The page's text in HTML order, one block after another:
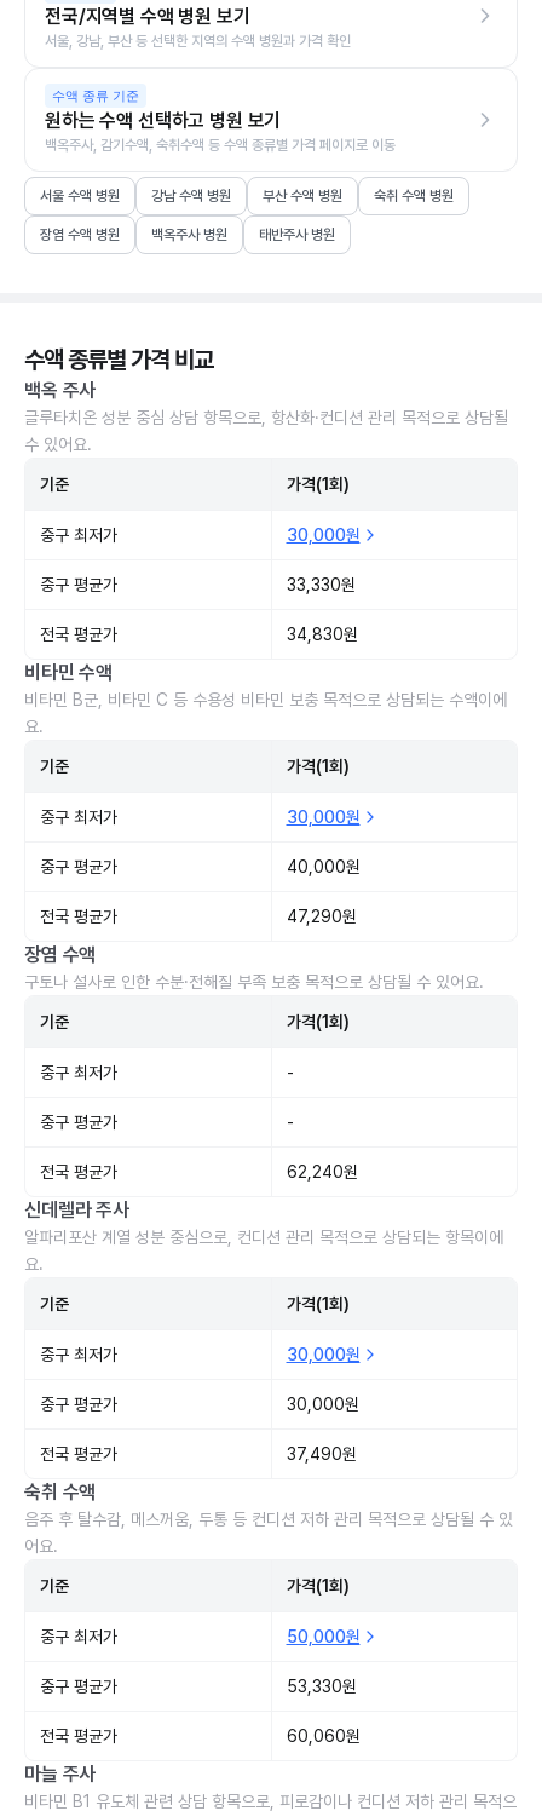
전국/지역별 수액 병원 보기
서울, 강남, 부산 등 선택한 지역의 수액 병원과 가격 확인
수액 종류 기준
원하는 수액 선택하고 병원 보기
백옥주사, 감기수액, 숙취수액 등 수액 종류별 가격 페이지로 이동
서울 수액 병원 강남 수액 병원 부산 수액 병원 숙취 수액 병원
장염 수액 병원 백옥주사 병원 태반주사 병원
수액 종류별 가격 비교
백옥 주사
글루타치온 성분 중심 상담 항목으로, 항산화·컨디션 관리 목적으로 상담될
수 있어요.
기준 가격(1회)
중구 최저가 30,000원
중구 평균가 33,330원
전국 평균가 34,830원
비타민 수액
비타민 B군, 비타민 C 등 수용성 비타민 보충 목적으로 상담되는 수액이에
요.
기준 가격(1회)
중구 최저가 30,000원
중구 평균가 40,000원
전국 평균가 47,290원
장염 수액
구토나 설사로 인한 수분·전해질 부족 보충 목적으로 상담될 수 있어요.
기준 가격(1회)
중구 최저가 -
중구 평균가 -
전국 평균가 62,240원
신데렐라 주사
알파리포산 계열 성분 중심으로, 컨디션 관리 목적으로 상담되는 항목이에
요.
기준 가격(1회)
중구 최저가 30,000원
중구 평균가 30,000원
전국 평균가 37,490원
숙취 수액
음주 후 탈수감, 메스꺼움, 두통 등 컨디션 저하 관리 목적으로 상담될 수 있
어요.
기준 가격(1회)
중구 최저가 50,000원
중구 평균가 53,330원
전국 평균가 60,060원
마늘 주사
비타민 B1 유도체 관련 상담 항목으로, 피로감이나 컨디션 저하 관리 목적으